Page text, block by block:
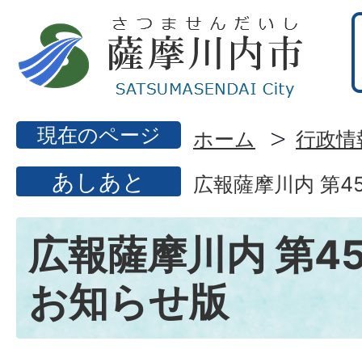
現在のページ ホーム 行政情
あしあと 広報薩摩川内 第
広報薩摩川内 第
お知らせ版